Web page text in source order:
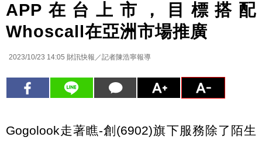
APP在台上市，目標搭配
Whoscall在亞洲市場推廣
2023/10/23 14:05 財訊快報／記者陳浩寧報導
Gogolook走著瞧-創(6902)旗下服務除了陌生